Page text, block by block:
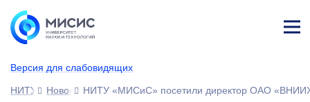
Версия для слабовидящих
ине
НИТУ МИСИС
НовостиНИТУ «МИСиС» посетили директор ОАО